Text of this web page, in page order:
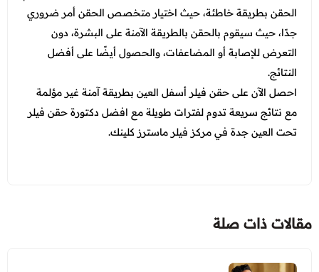
الحقن بطريقة خاطئة، حيث اختيار متخصص الحقن أمر ضروري
جدًا، حيث سيقوم بالحقن بالطريقة الآمنة على البشرة، دون
التعرض للإصابة أو المضاعفات، والحصول أيضًا على أفضل
النتائج.
احصل الآن على حقن فيلر أسفل العين بطريقة آمنة غير مؤلمة
مع نتائج سريعة تدوم لفترات طويلة مع افضل دكتورة حقن فيلر
تحت العين جدةفي مركز فيلر ماسترز كلينك.
مقالات ذات صلة